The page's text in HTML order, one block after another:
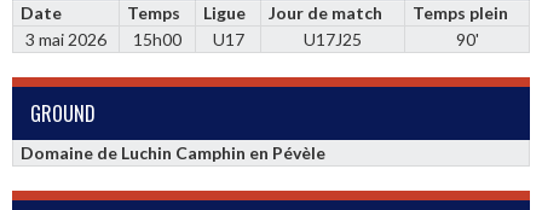
Date Temps Ligue Jour de match
Temps plein
3 mai 2026
15h00 U17 U17J25 90'
GROUND
Domaine de Luchin Camphin en Pévèle